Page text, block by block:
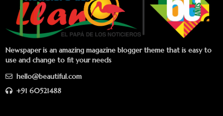
Newspaper is an amazing magazine blogger theme that is easy to
use and change to fit your needs
hello@beautiful.com
+91 60521488